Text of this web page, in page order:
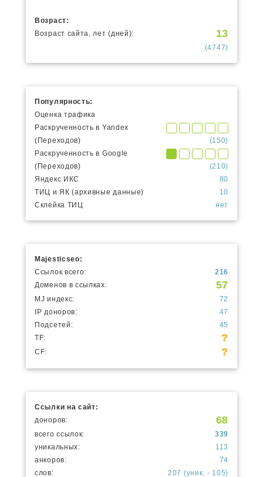
Возраст:
Возраст сайта, лет (дней):
13
(4747)
Популярность:
Оценка трафика
Раскрученность в Yandex
(Переходов)
(150)
Раскрученность в Google
(Переходов)
(210)
Яндекс ИКС
80
ТИЦ и ЯК (архивные данные)
10
Склейка ТИЦ
нет
Majesticseo:
Ссылок всего:
216
Доменов в ссылках:
57
MJ индекс:
72
IP доноров:
47
Подсетей:
45
TF:
?
CF: ?
Ссылки на сайт:
доноров:
68
всего ссылок:
339
уникальных:
113
анкоров:
74
слов:
207 (уник. - 105)